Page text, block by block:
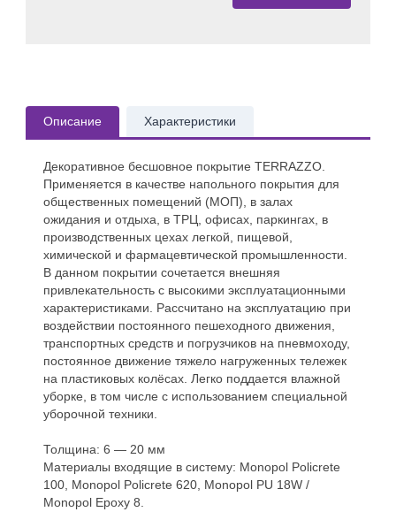
Описание Характеристики
Декоративное бесшовное покрытие TERRAZZO.
Применяется в качестве напольного покрытия для
общественных помещений (МОП), в залах
ожидания и отдыха, в ТРЦ, офисах, паркингах, в
производственных цехах легкой, пищевой,
химической и фармацевтической промышленности.
В данном покрытии сочетается внешняя
привлекательность с высокими эксплуатационными
характеристиками. Рассчитано на эксплуатацию при
воздействии постоянного пешеходного движения,
транспортных средств и погрузчиков на пневмоходу,
постоянное движение тяжело нагруженных тележек
на пластиковых колёсах. Легко поддается влажной
уборке, в том числе с использованием специальной
уборочной техники.
Толщина: 6 — 20 мм
Материалы входящие в систему: Monopol Policrete
100, Monopol Policrete 620, Monopol PU 18W /
Monopol Epoxy 8.